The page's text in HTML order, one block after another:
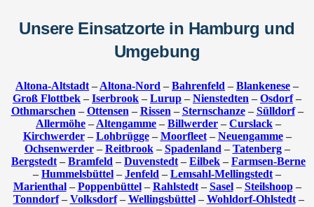
Unsere Einsatzorte in Hamburg und
Umgebung
Altona-Altstadt – Altona-Nord – Bahrenfeld – Blankenese –
Groß Flottbek – Iserbrook – Lurup – Nienstedten – Osdorf–
Othmarschen – Ottensen – Rissen – Sternschanze– Sülldorf–
Allermöhe – Altengamme – Billwerder – Curslack –
Kirchwerder– Lohbrügge– Moorfleet– Neuengamme–
Ochsenwerder– Reitbrook– Spadenland – Tatenberg–
Bergstedt – Bramfeld – Duvenstedt – Eilbek – Farmsen-Berne
– Hummelsbüttel – Jenfeld – Lemsahl-Mellingstedt –
Marienthal– Poppenbüttel– Rahlstedt– Sasel– Steilshoop–
Tonndorf– Volksdorf– Wellingsbüttel– Wohldorf-Ohlstedt–